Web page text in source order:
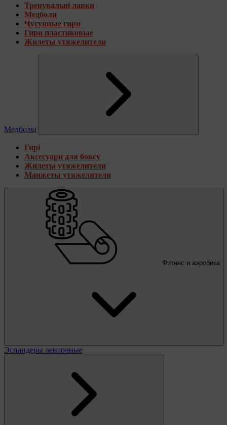
Тренувальні лавки
Медболи
Чугунные гири
Гири пластиковые
Жилеты утяжелители
Медболы
Гирі
Аксесуари для боксу
Жилеты утяжелители
Манжеты утяжелители
Фитнес и аэробика
Эспандеры ленточные